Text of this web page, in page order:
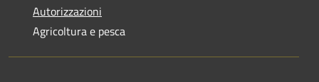
Autorizzazioni
Agricoltura e pesca